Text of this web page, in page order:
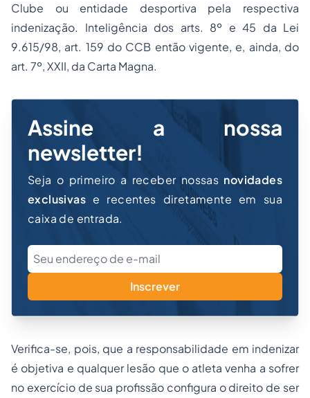
Clube ou entidade desportiva pela respectiva
indenização. Inteligência dos arts. 8º e 45 da Lei
9.615/98, art. 159 do CCB então vigente, e, ainda, do
art. 7º, XXII, da Carta Magna.
Assine a nossa
newsletter!
Seja o primeiro a receber nossas novidades
exclusivas e recentes diretamente em sua
caixa de entrada.
Inscrever
Verifica-se, pois, que a responsabilidade em indenizar
é objetiva e qualquer lesão que o atleta venha a sofrer
no exercício de sua profissão configura o direito de ser